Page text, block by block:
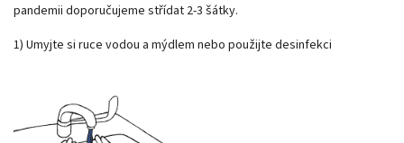
pandemii doporučujeme střídat 2-3 šátky.
1) Umyjte si ruce vodou a mýdlem nebo použijte desinfekci